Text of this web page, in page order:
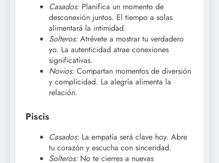
Casados: Planifica un momento de
desconexión juntos. El tiempo a solas
alimentará la intimidad.
Solteros: Atrévete a mostrar tu verdadero
yo. La autenticidad atrae conexiones
significativas.
Novios: Compartan momentos de diversión
y complicidad. La alegría alimenta la
relación.
Piscis
Casados: La empatía será clave hoy. Abre
tu corazón y escucha con sinceridad.
Solteros: No te cierres a nuevas